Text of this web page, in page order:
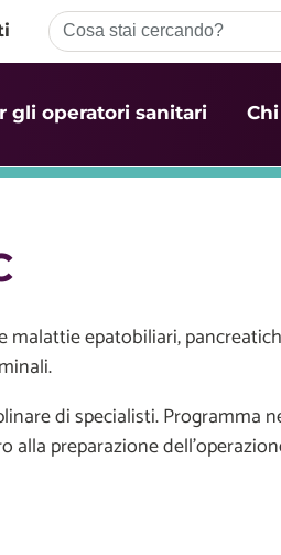
gli operatori sanitari
epatobiliari,
di specialisti. Programma
alla preparazione